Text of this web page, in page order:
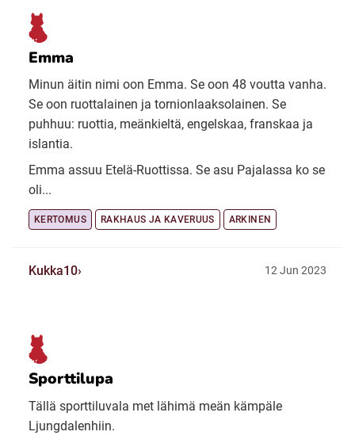
Emma
Minun äitin nimi oon Emma. Se oon 48 voutta vanha.
Se oon ruottalainen ja tornionlaaksolainen. Se
puhhuu: ruottia, meänkieltä, engelskaa, franskaa ja
islantia.
Emma assuu Etelä-Ruottissa. Se asu Pajalassa ko se
oli...
KERTOMUS RAKHAUS JA KAVERUUS ARKINEN
Kukka10 12 Jun 2023
Sporttilupa
Tällä sporttiluvala met lähimä meän kämpäle
Ljungdalenhiin.